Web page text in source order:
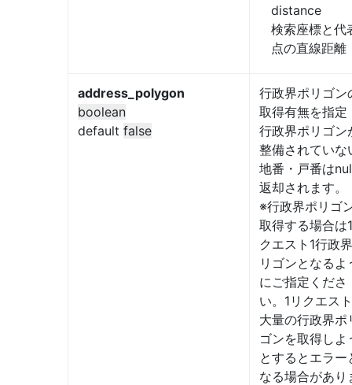
distance
検索座標と代
点の直線距離
address_polygon
boolean
default false
行政界ポリゴン
取得有無を指定
行政界ポリゴン
整備されていな
地番・戸番は
返却されます。
※行政界ポリゴ
取得する場合は
クエスト1行政
リゴンとなるよ
にご指定くださ
い。1リクエス
大量の行政界ポ
ゴンを取得しよ
とするとエラー
なる場合があり